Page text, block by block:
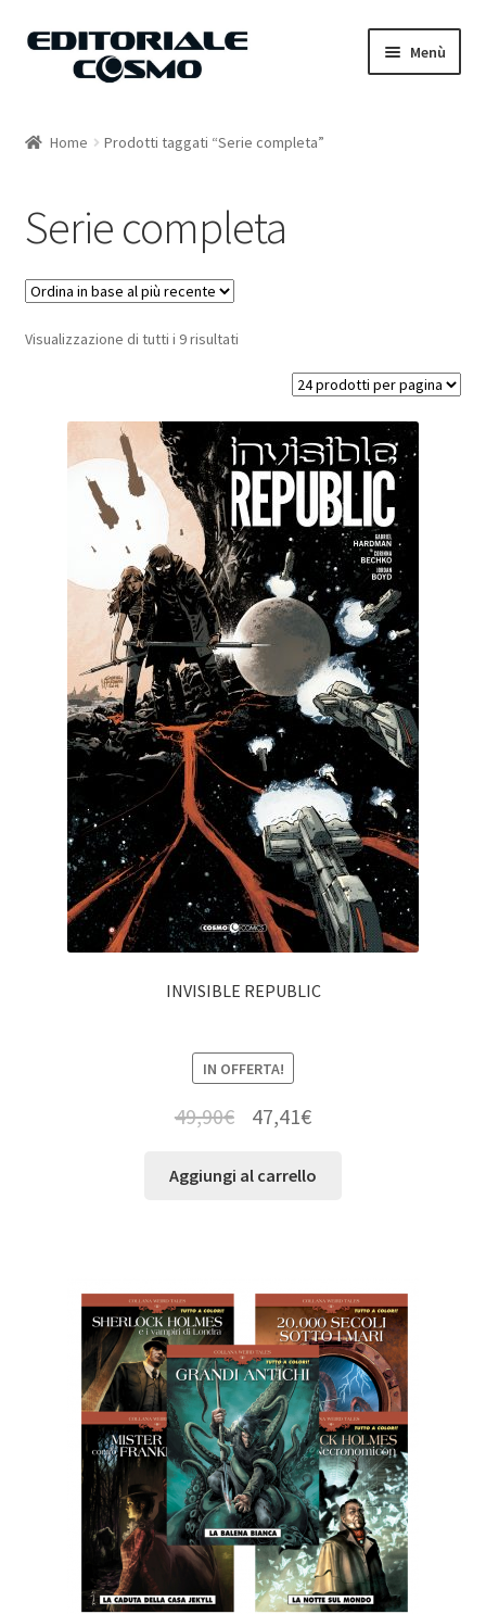
Vai
Vai
Menù
Carrello
Il mio account
Home Prodotti taggati “Serie completa”
Serie completa
Visualizzazione di tutti i 9 risultati
INVISIBLE REPUBLIC
IN OFFERTA!
49,90€ 47,41€
Aggiungi al carrello